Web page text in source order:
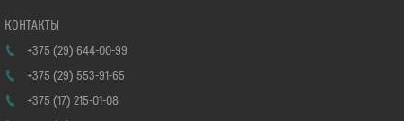
+375 (29) 644-00-99
+375 (29) 553-91-65
+375 (17) 215-01-08